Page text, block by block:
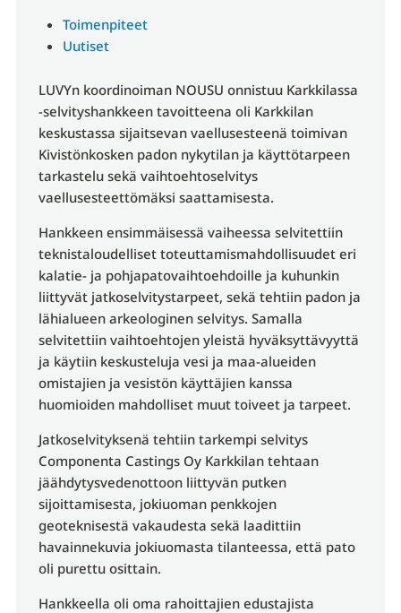
Toimenpiteet
Uutiset
LUVYn koordinoiman NOUSU onnistuu Karkkilassa
-selvityshankkeen tavoitteena oli Karkkilan
keskustassa sijaitsevan vaellusesteenä toimivan
Kivistönkosken padon nykytilan ja käyttötarpeen
tarkastelu sekä vaihtoehtoselvitys
vaellusesteettömäksi saattamisesta.
Hankkeen ensimmäisessä vaiheessa selvitettiin
teknistaloudelliset toteuttamismahdollisuudet eri
kalatie- ja pohjapatovaihtoehdoille ja kuhunkin
liittyvät jatkoselvitystarpeet, sekä tehtiin padon ja
lähialueen arkeologinen selvitys. Samalla
selvitettiin vaihtoehtojen yleistä hyväksyttävyyttä
ja käytiin keskusteluja vesi ja maa-alueiden
omistajien ja vesistön käyttäjien kanssa
huomioiden mahdolliset muut toiveet ja tarpeet.
Jatkoselvityksenä tehtiin tarkempi selvitys
Componenta Castings Oy Karkkilan tehtaan
jäähdytysvedenottoon liittyvän putken
sijoittamisesta, jokiuoman penkkojen
geoteknisestä vakaudesta sekä laadittiin
havainnekuvia jokiuomasta tilanteessa, että pato
oli purettu osittain.
Hankkeella oli oma rahoittajien edustajista